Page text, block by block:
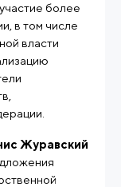
более
в том числе
власти
Журавский